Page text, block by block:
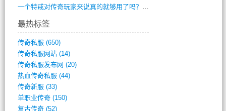
一个特戒对传奇玩家来说真的就够用了吗？(0)
最热标签
传奇私服 (650)
传奇私服网站(14)
传奇私服发布网 (20)
热血传奇私服 (44)
传奇新服 (33)
单职业传奇(150)
复古传奇(52)